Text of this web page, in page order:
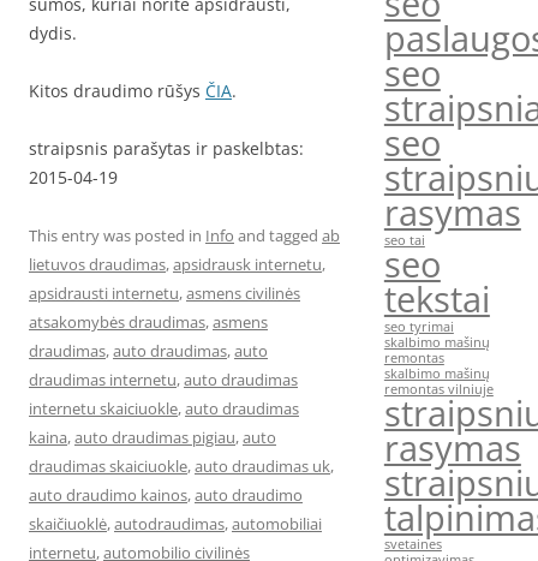
dydis.
Kitos draudimo rūšys ČIA.
straipsnis parašytas ir paskelbtas:
2015-04-19
This entry was posted in Info and tagged ab
lietuvos draudimas,apsidrausk internetu,
apsidrausti internetu,asmens civilinės
atsakomybės draudimas,asmens
draudimas,auto draudimas,auto
draudimas internetu,auto draudimas
internetu skaiciuokle,auto draudimas
kaina,auto draudimas pigiau,auto
draudimas skaiciuokle,auto draudimas uk,
auto draudimo kainos,auto draudimo
skaičiuoklė,autodraudimas,automobiliai
internetu,automobilio civilinės
seo
seo
rasymas
seo tai
seo
tekstai
seo tyrimai
skalbimo mašinų
remontas
skalbimo mašinų
remontas vilniuje
rasymas
svetaines